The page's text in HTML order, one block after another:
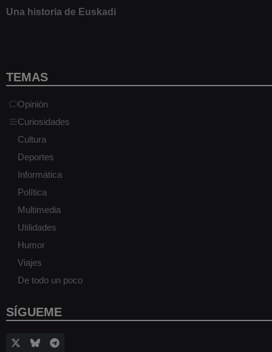
Una historia de Euskadi
TEMAS
Opinión
Curiosidades
Cultura
Deportes
Informática
Política
Multimedia
Utilidades
Humor
Viajes
De todo un poco
SÍGUEME